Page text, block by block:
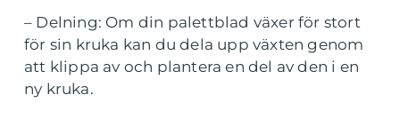
– Delning: Om din palettblad växer för stort
för sin kruka kan du dela upp växten genom
att klippa av och plantera en del av den i en
ny kruka.